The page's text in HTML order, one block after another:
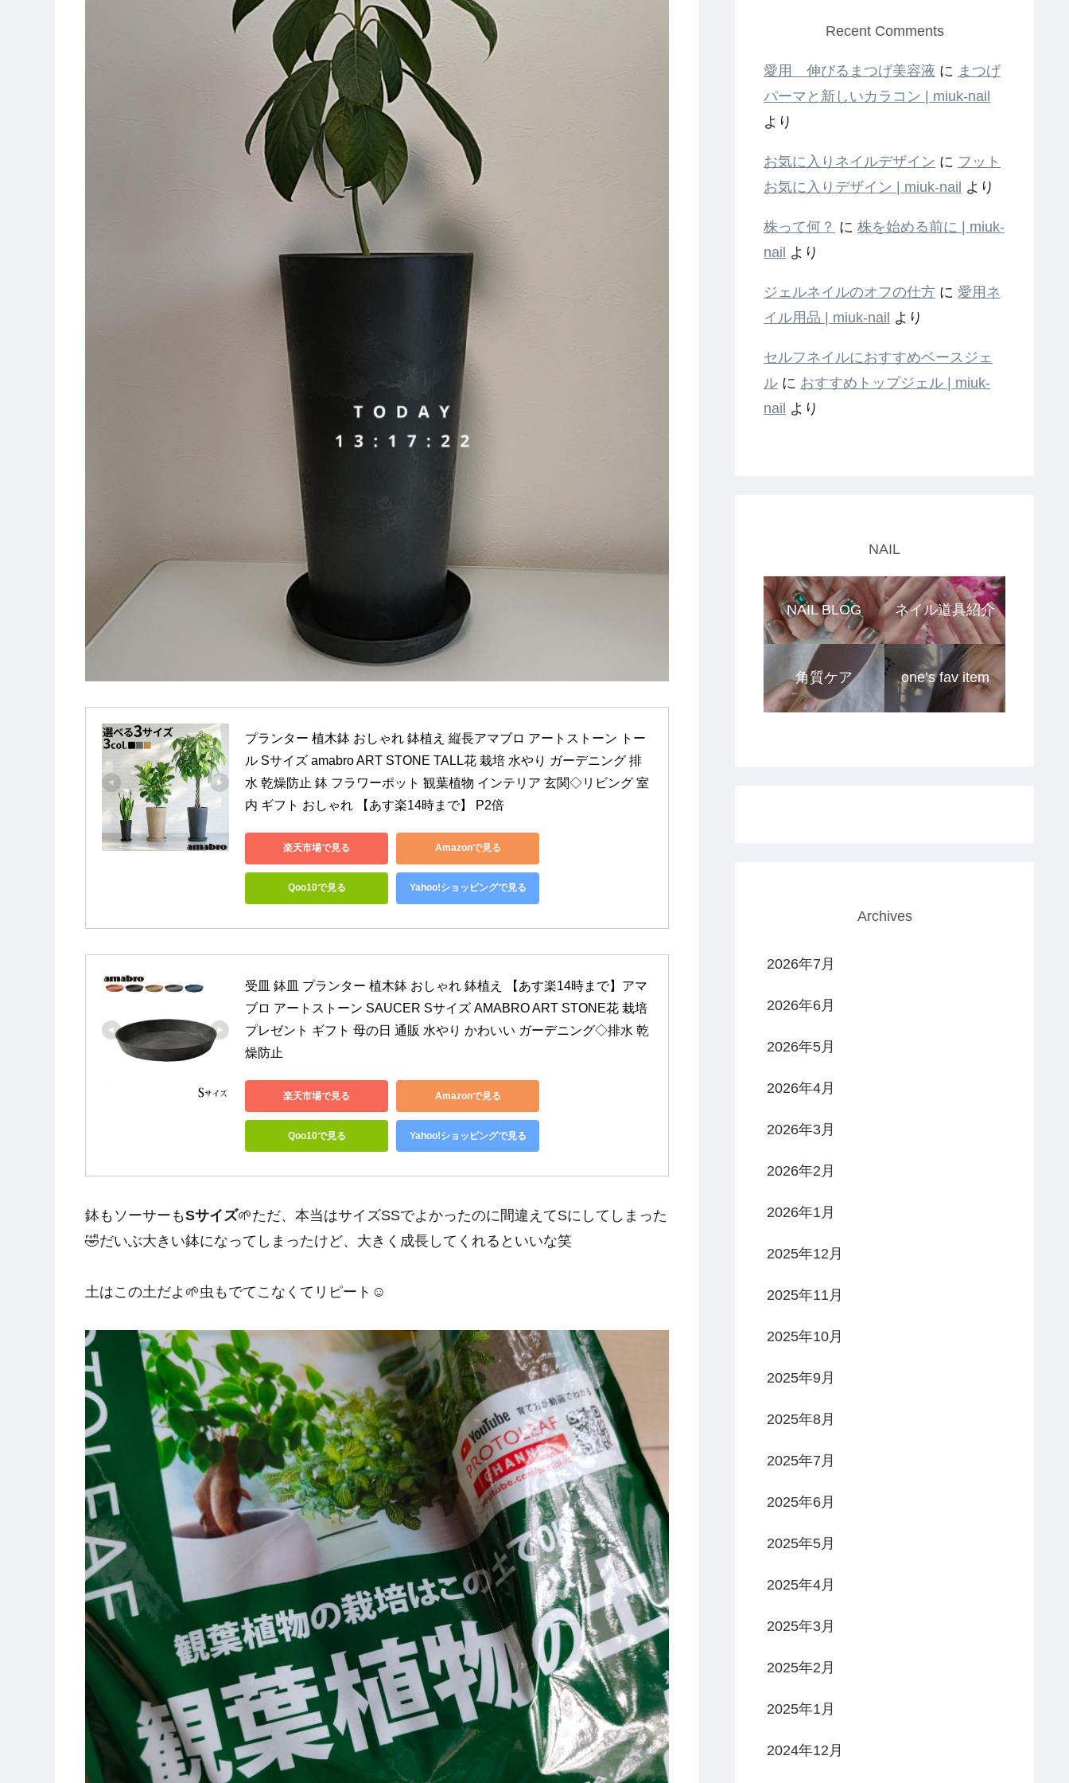
プランター 植木鉢 おしゃれ 鉢植え 縦長アマブロ アートストーン トー
ル Sサイズ amabro ART STONE TALL花 栽培 水やり ガーデニング 排
水 乾燥防止 鉢 フラワーポット 観葉植物 インテリア 玄関◇リビング 室
内 ギフト おしゃれ 【あす楽14時まで】 P2倍
楽天市場で見る Amazonで見る
Qoo10で見る Yahoo!ショッピングで見る
受皿 鉢皿 プランター 植木鉢 おしゃれ 鉢植え 【あす楽14時まで】アマ
ブロ アートストーン SAUCER Sサイズ AMABRO ART STONE花 栽培
プレゼント ギフト 母の日 通販 水やり かわいい ガーデニング◇排水 乾
燥防止
楽天市場で見る Amazonで見る
Qoo10で見る Yahoo!ショッピングで見る
鉢もソーサーもSサイズ🌱ただ、本当はサイズSSでよかったのに間違えてSにしてしまった
🤣だいぶ大きい鉢になってしまったけど、大きく成長してくれるといいな笑
土はこの土だよ🌱虫もでてこなくてリピート☺️
Recent Comments
愛用 伸びるまつげ美容液 に まつげ
パーマと新しいカラコン | miuk-nail
より
お気に入りネイルデザイン に フット
お気に入りデザイン | miuk-nail より
株って何？ に 株を始める前に | miuk-
nail より
ジェルネイルのオフの仕方 に 愛用ネ
イル用品 | miuk-nail より
セルフネイルにおすすめベースジェ
ル に おすすめトップジェル | miuk-
nail より
NAIL
NAIL BLOG ネイル道具紹介
角質ケア one’s fav item
Archives
2026年7月
2026年6月
2026年5月
2026年4月
2026年3月
2026年2月
2026年1月
2025年12月
2025年11月
2025年10月
2025年9月
2025年8月
2025年7月
2025年6月
2025年5月
2025年4月
2025年3月
2025年2月
2025年1月
2024年12月